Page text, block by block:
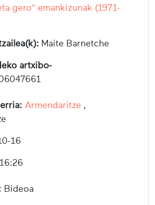
gero" emankizunak (1971-
Maite Barnetche
artxibo-
Armendaritze ,
16
Bideoa